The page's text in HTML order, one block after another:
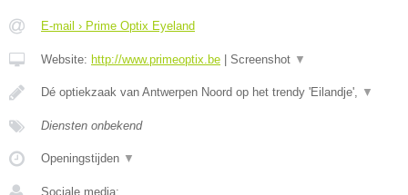
E-mail › Prime Optix Eyeland
Website: http://www.primeoptix.be Screenshot ▼
Dé optiekzaak van Antwerpen Noord op het trendy 'Eilandje', ▼
Diensten onbekend
Openingstijden ▼
Sociale media: